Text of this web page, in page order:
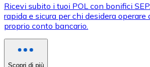
Ricevi subito i tuoi POL con bonifici
rapida e sicura per chi desidera
proprio conto bancario.
Scopri di più